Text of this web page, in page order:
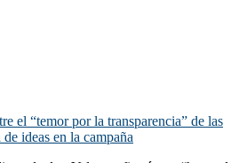
el “temor por la transparencia” de las
ideas en la campaña